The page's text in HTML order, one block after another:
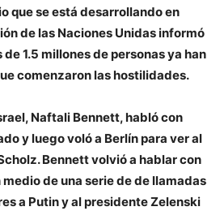
que se está desarrollando en
de las Naciones Unidas informó
1.5 millones de personas ya han
comenzaron las hostilidades.
Naftali Bennett, habló con
y luego voló a Berlín para ver al
Bennett volvió a hablar con
de una serie de de llamadas
a Putin y al presidente Zelenski